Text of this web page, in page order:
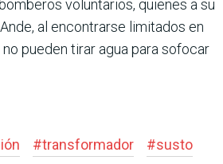
volun­tarios, quienes a su
al encontrarse limitados en
pueden tirar agua para sofocar
#transformador #susto